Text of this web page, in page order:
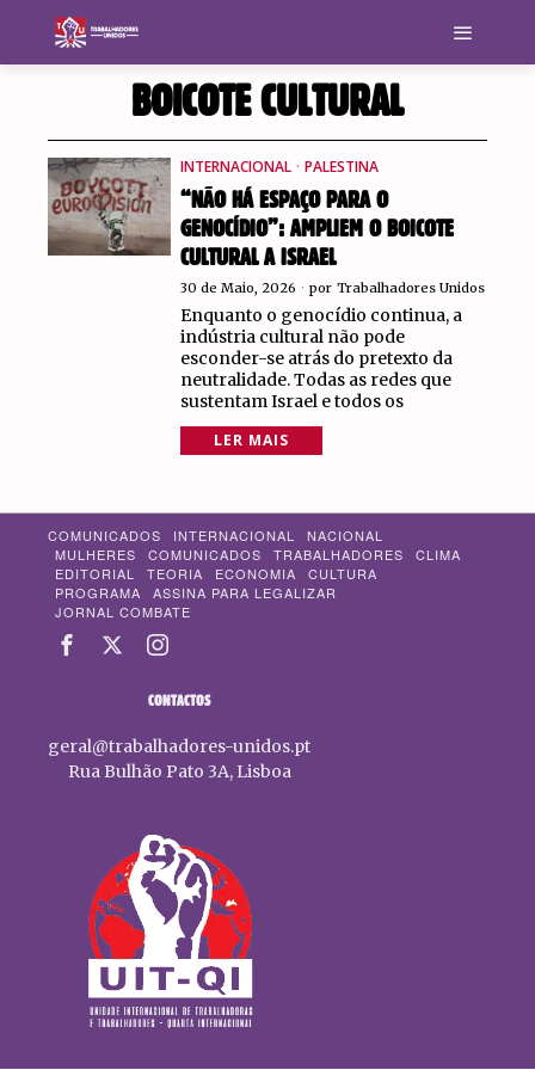
BOICOTE CULTURAL
INTERNACIONAL · PALESTINA
“NÃO HÁ ESPAÇO PARA O
GENOCÍDIO”: AMPLIEM O BOICOTE
CULTURAL A ISRAEL
30 de Maio, 2026 por Trabalhadores Unidos
Enquanto o genocídio continua, a
indústria cultural não pode
esconder-se atrás do pretexto da
neutralidade. Todas as redes que
sustentam Israel e todos os
LER MAIS
COMUNICADOS INTERNACIONAL
NACIONAL
MULHERES
COMUNICADOS TRABALHADORES
CLIMA
EDITORIAL
TEORIA ECONOMIA
CULTURA
PROGRAMA
ASSINA PARA LEGALIZAR
JORNAL COMBATE
CONTACTOS
geral@trabalhadores-unidos.pt
Rua Bulhão Pato 3A, Lisboa